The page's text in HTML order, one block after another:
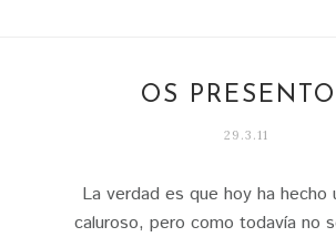
OS
29.3.11
La verdad es que hoy ha hecho
caluroso, pero como todavía no